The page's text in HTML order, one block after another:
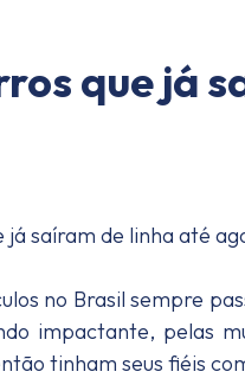
que já
no Brasil sempre
impactante, pelas
tinham seus fiéis